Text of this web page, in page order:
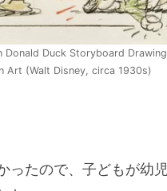
Donald Duck Storyboard
Art (Walt Disney, circa 1930s)
ったので、子どもが幼